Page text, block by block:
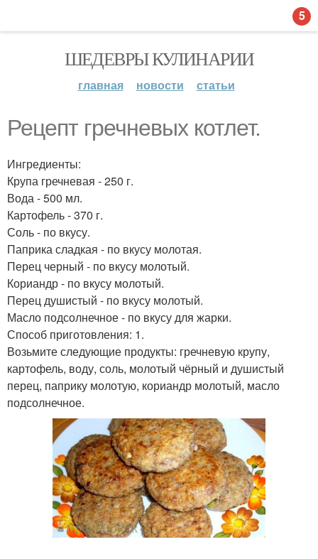
ШЕДЕВРЫ КУЛИНАРИИ
главная новости статьи
Рецепт гречневых котлет.
Ингредиенты:
Крупа гречневая - 250 г.
Вода - 500 мл.
Картофель - 370 г.
Соль - по вкусу.
Паприка сладкая - по вкусу молотая.
Перец черный - по вкусу молотый.
Кориандр - по вкусу молотый.
Перец душистый - по вкусу молотый.
Масло подсолнечное - по вкусу для жарки.
Способ приготовления: 1.
Возьмите следующие продукты: гречневую крупу,
картофель, воду, соль, молотый чёрный и душистый
перец, паприку молотую, кориандр молотый, масло
подсолнечное.
5